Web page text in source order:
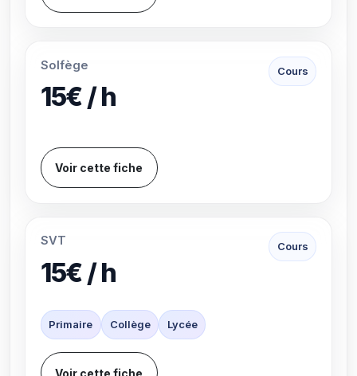
Solfège
15€ / h
Cours
Voir cette fiche
SVT
15€ / h
Cours
Primaire Collège Lycée
Voir cette fiche